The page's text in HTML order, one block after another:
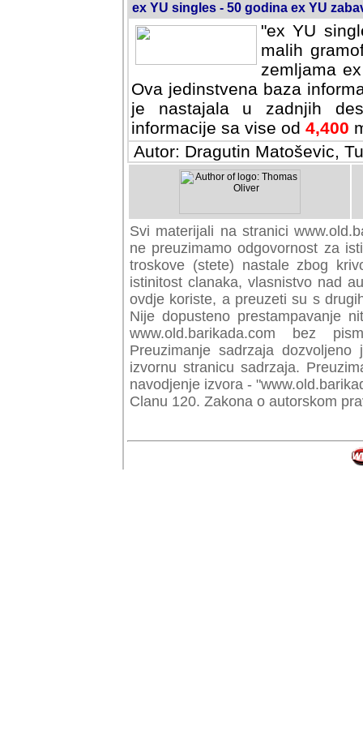
ex YU singles - 50 godina ex YU
"ex YU
malih
zemljama
Ova jedinstvena baza
je nastajala u zadnjih
informacije sa vise od 4,400
Autor: Dragutin Matoševic,
Svi materijali na stranici
preuzimamo odgovornost za
troskove (stete) nastale zbog
istinitost clanaka, vlasnistvo nad
ovdje koriste, a preuzeti su s
Nije dopusteno prestampavanje
www.old.barikada.com bez
Preuzimanje sadrzaja
izvornu stranicu sadrzaja.
navodjenje izvora -
Clanu 120. Zakona o autorskom